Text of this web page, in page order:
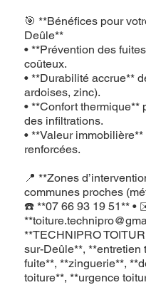
🎯 **Bénéfices pour
Deûle**
• **Prévention des
coûteux.
• **Durabilité accrue**
ardoises, zinc).
• **Confort
des infiltrations.
• **Valeur
renforcées.
📍 **Zones
communes proches
☎️ **07 66 93 19 51** •
**
**TECHNIPRO
sur-Deûle**, **entretien
fuite**, **zinguerie**,
toiture**, **urgence